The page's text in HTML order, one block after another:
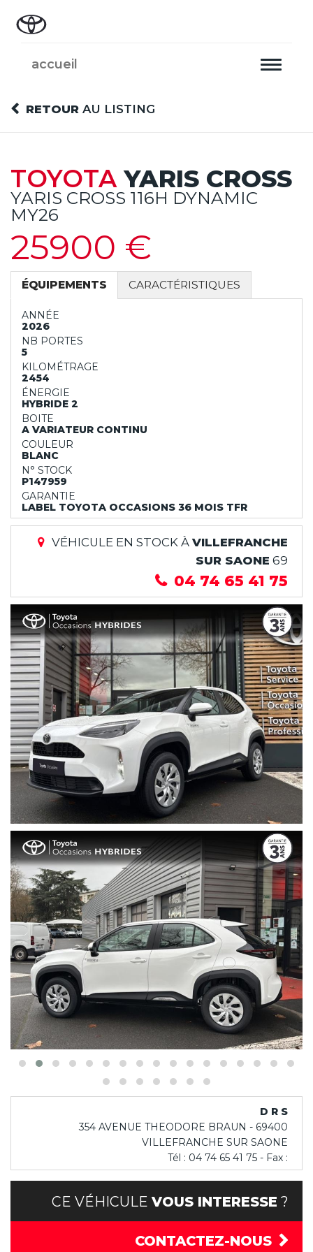
Toggle
accueil
RETOUR AU LISTING
TOYOTAYARIS CROSS
YARIS CROSS 116H DYNAMIC
MY26
25900 €
ÉQUIPEMENTS CARACTÉRISTIQUES
ANNÉE
2026
NB PORTES
5
KILOMÉTRAGE
2454
ÉNERGIE
HYBRIDE 2
BOITE
A VARIATEUR CONTINU
COULEUR
BLANC
N° STOCK
P147959
GARANTIE
LABEL TOYOTA OCCASIONS 36 MOIS TFR
VÉHICULE EN STOCK À VILLEFRANCHE
SUR SAONE 69
04 74 65 41 75
D R S
354 AVENUE THEODORE BRAUN - 69400
VILLEFRANCHE SUR SAONE
Tél : 04 74 65 41 75 - Fax :
CE VÉHICULE VOUS INTERESSE ?
CONTACTEZ-NOUS